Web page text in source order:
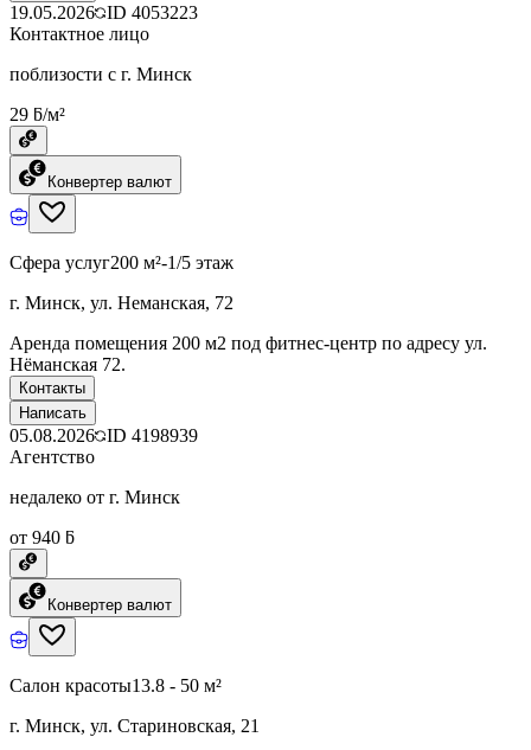
19.05.2026 ID 4053223
Контактное лицо
поблизости с г. Минск
29 ƃ/м²
Конвертер валют
Сфера услуг200 м²-1/5 этаж
г. Минск, ул. Неманская, 72
Аренда помещения 200 м2 под фитнес-центр по адресу ул.
Нёманская 72.
Контакты
Написать
05.08.2026 ID 4198939
Агентство
недалеко от г. Минск
от 940 ƃ
Конвертер валют
Салон красоты13.8 - 50 м²
г. Минск, ул. Стариновская, 21